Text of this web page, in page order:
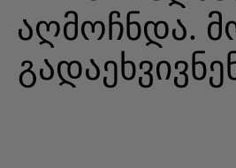
აღმოჩნდა.